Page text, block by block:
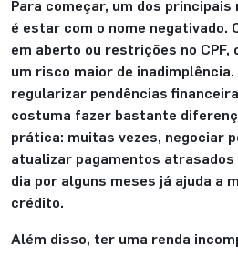
Para começar, um dos
é estar com o nome negativado.
em aberto ou restrições no CPF,
um risco maior de
regularizar pendências
costuma fazer bastante
prática: muitas vezes, negociar
atualizar pagamentos
dia por alguns meses já ajuda a
crédito.
Além disso, ter uma renda